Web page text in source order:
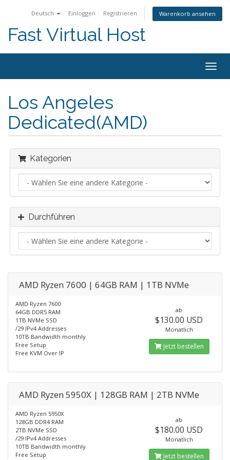
Deutsch Einloggen Registrieren Warenkorb ansehen
Fast Virtual Host
ein-/
Los Angeles
Dedicated(AMD)
Kategorien
Durchführen
AMD Ryzen 7600 | 64GB RAM | 1TB NVMe
AMD Ryzen 7600
64GB DDR5 RAM
1TB NVMe SSD
/29 IPv4 Addresses
10TB Bandwidth monthly
Free Setup
Free KVM Over IP
ab
$130.00 USD
Monatlich
Jetzt bestellen
AMD Ryzen 5950X | 128GB RAM | 2TB NVMe
AMD Ryzen 5950X
128GB DDR4 RAM
2TB NVMe SSD
/29 IPv4 Addresses
10TB Bandwidth monthly
Free Setup
ab
$180.00 USD
Monatlich
Jetzt bestellen